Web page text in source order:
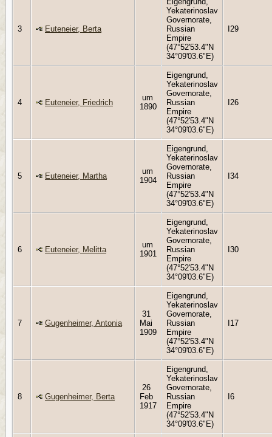
3 Euteneier, Berta
Yekaterinoslav
Governorate,
Russian
Empire
(47°52'53.4"N
34°09'03.6"E)
I29
4 Euteneier, Friedrich
um
1890
Eigengrund,
Yekaterinoslav
Governorate,
Russian
Empire
(47°52'53.4"N
34°09'03.6"E)
I26
5 Euteneier, Martha
um
1904
Eigengrund,
Yekaterinoslav
Governorate,
Russian
Empire
(47°52'53.4"N
34°09'03.6"E)
I34
6 Euteneier, Melitta
um
1901
Eigengrund,
Yekaterinoslav
Governorate,
Russian
Empire
(47°52'53.4"N
34°09'03.6"E)
I30
7 Gugenheimer, Antonia
31
Mai
1909
Eigengrund,
Yekaterinoslav
Governorate,
Russian
Empire
(47°52'53.4"N
34°09'03.6"E)
I17
8 Gugenheimer, Berta
26
Feb
1917
Eigengrund,
Yekaterinoslav
Governorate,
Russian
Empire
(47°52'53.4"N
34°09'03.6"E)
I6